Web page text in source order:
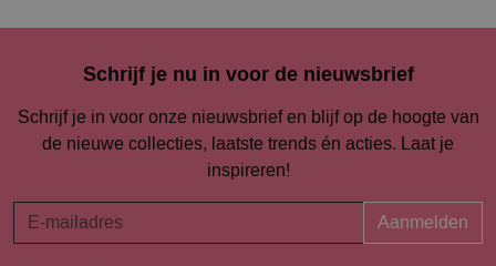
Schrijf je nu in voor de nieuwsbrief
Schrijf je in voor onze nieuwsbrief en blijf op de hoogte van
de nieuwe collecties, laatste trends én acties. Laat je
inspireren!
Aanmelden